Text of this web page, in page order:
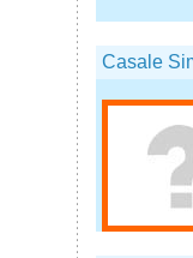
Casale